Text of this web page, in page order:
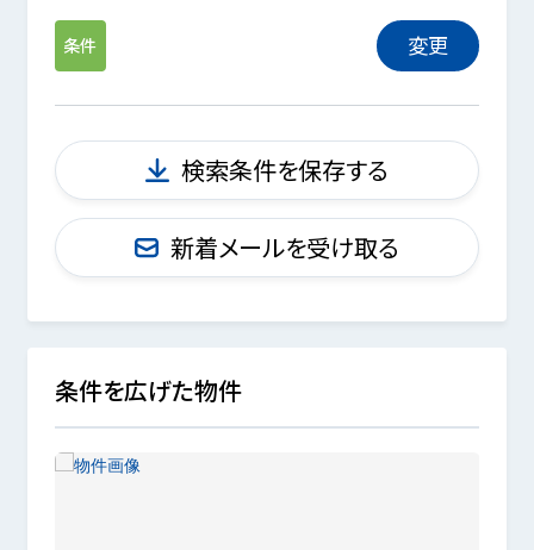
条件 変更
検索条件を保存する
新着メールを受け取る
条件を広げた物件